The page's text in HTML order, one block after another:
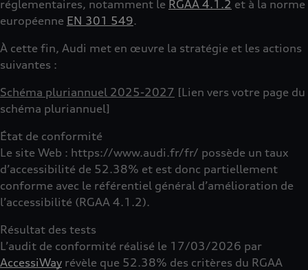
réglementaires, notamment le RGAA 4.1.2 et à la norme
européenne EN 301 549.
À cette fin, Audi met en œuvre la stratégie et les actions
suivantes :
Schéma pluriannuel 2025-2027 [Lien vers votre page du
schéma pluriannuel]
État de conformité
Le site Web : https://www.audi.fr/fr/ possède un taux
d’accessibilité de 52.38% et est donc partiellement
conforme avec le référentiel général d’amélioration de
l’accessibilité (RGAA 4.1.2).
Résultat des tests
L’audit de conformité réalisé le 17/03/2026 par
AccessiWay révèle que 52.38% des critères du RGAA